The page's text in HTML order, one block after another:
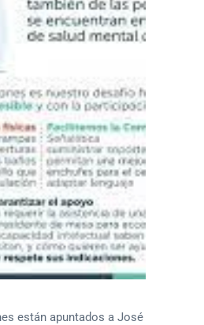
están apuntados a José